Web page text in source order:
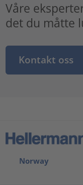
Våre
det du måtte
Kontakt oss
Norway